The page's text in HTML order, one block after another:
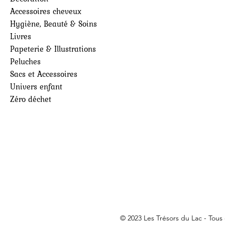
Accessoires cheveux
Hygiène, Beauté & Soins
Livres
Papeterie & Illustrations
Peluches
Sacs et Accessoires
Univers enfant
Zéro déchet
© 2023 Les Trésors du Lac -